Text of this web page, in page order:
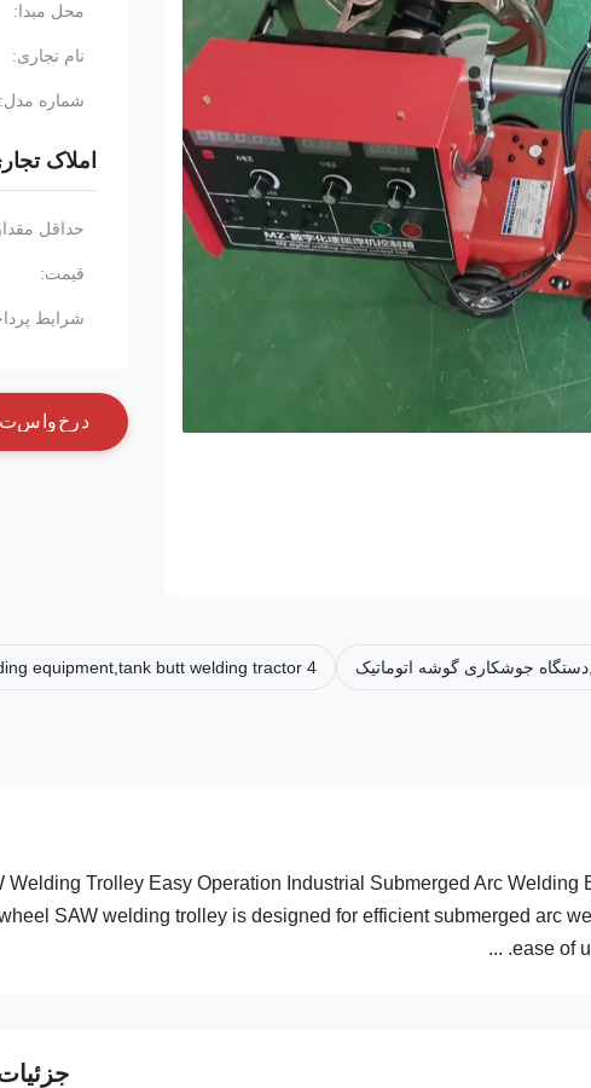
محل مبدا:
نام تجاری:
شماره مدل:
املاک
حداقل
قیمت:
شرایط
در خو ست
جوشکاری گوشه اتوماتیک 4 wheels SAW welding trolley,industrial submerged arc welding equipment,tank butt welding tractor
Welding Trolley Easy Operation Industrial Submerged Arc
SAW welding trolley is designed for efficient submerged arc
ease of